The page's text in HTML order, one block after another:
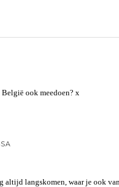
ook meedoen? x
altijd langskomen, waar je ook